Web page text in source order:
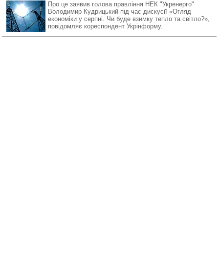
Про це заявив голова правління НЕК "Укренерго"
Володимир Кудрицький під час дискусії «Огляд
економіки у серпні. Чи буде взимку тепло та світло?»,
повідомляє кореспондент Укрінформу.